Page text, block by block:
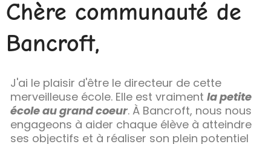
Chère communauté de
Bancroft,
J'ai le plaisir d'être le directeur de cette
merveilleuse école. Elle est vraiment la petite
école au grand coeur. À Bancroft, nous nous
engageons à aider chaque élève à atteindre
ses objectifs et à réaliser son plein potentiel